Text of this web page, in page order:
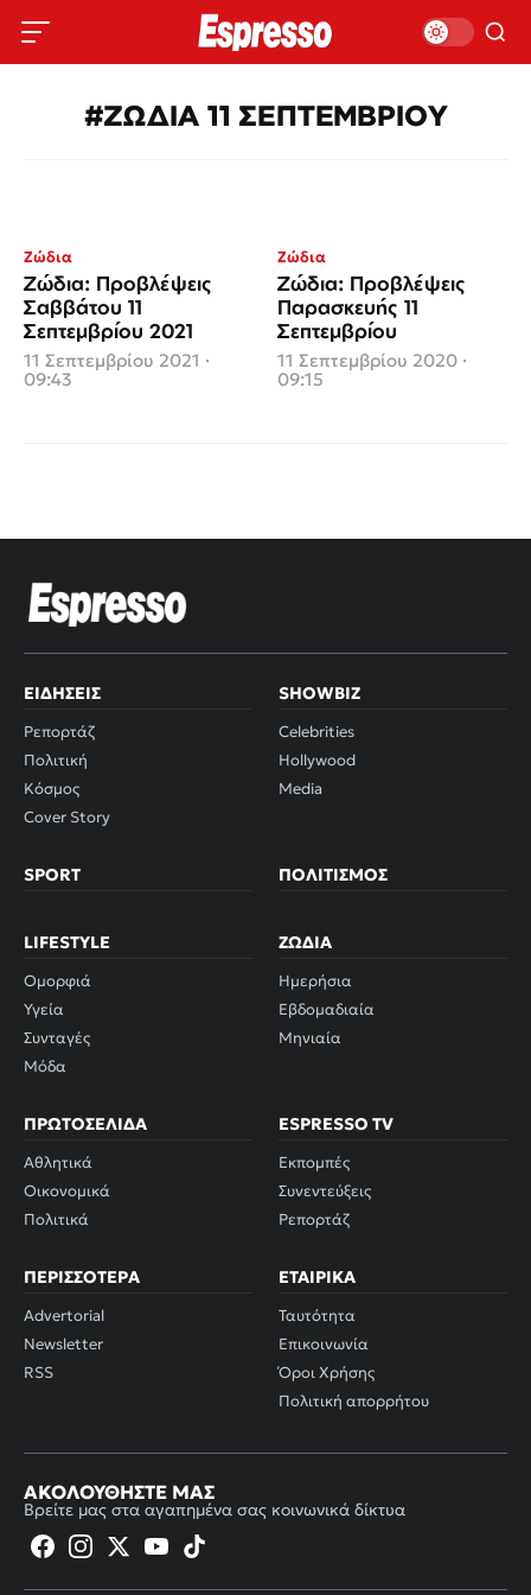
#ΖΩΔΙΑ 11 ΣΕΠΤΕΜΒΡΙΟΥ
Ζώδια
Ζώδια: Προβλέψεις
Σαββάτου 11
Σεπτεμβρίου 2021
11 Σεπτεμβρίου 2021 ·
09:43
Ζώδια
Ζώδια: Προβλέψεις
Παρασκευής 11
Σεπτεμβρίου
11 Σεπτεμβρίου 2020 ·
09:15
ΕΙΔΉΣΕΙΣ
Ρεπορτάζ
Πολιτική
Κόσμος
Cover Story
SHOWBIZ
Celebrities
Hollywood
Media
SPORT ΠΟΛΙΤΙΣΜΌΣ
LIFESTYLE
Ομορφιά
Υγεία
Συνταγές
Μόδα
ΖΏΔΙΑ
Ημερήσια
Εβδομαδιαία
Μηνιαία
ΠΡΩΤΟΣΈΛΙΔΑ
Αθλητικά
Οικονομικά
Πολιτικά
ESPRESSO TV
Εκπομπές
Συνεντεύξεις
Ρεπορτάζ
ΠΕΡΙΣΣΌΤΕΡΑ
Advertorial
Newsletter
RSS
ΕΤΑΙΡΙΚΆ
Ταυτότητα
Επικοινωνία
Όροι Χρήσης
Πολιτική απορρήτου
ΑΚΟΛΟΥΘΉΣΤΕ ΜΑΣ
Βρείτε μας στα αγαπημένα σας κοινωνικά δίκτυα